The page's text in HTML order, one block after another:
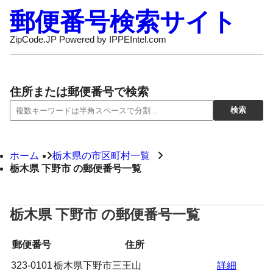
郵便番号検索サイト
ZipCode.JP Powered by IPPEIntel.com
住所または郵便番号で検索
ホーム
栃木県の市区町村一覧
栃木県 下野市 の郵便番号一覧
栃木県 下野市 の郵便番号一覧
郵便番号
住所
323-0101栃木県下野市三王山
詳細